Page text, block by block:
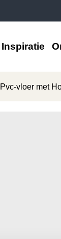
Inspiratie
Pvc-vloer met